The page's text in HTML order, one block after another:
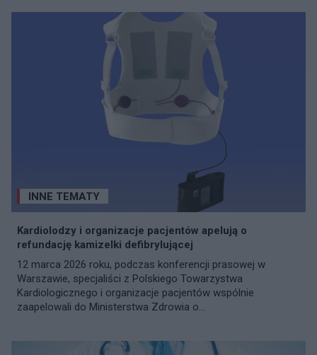
INNE TEMATY
Kardiolodzy i organizacje pacjentów apelują o
refundację kamizelki defibrylującej
12 marca 2026 roku, podczas konferencji prasowej w
Warszawie, specjaliści z Polskiego Towarzystwa
Kardiologicznego i organizacje pacjentów wspólnie
zaapelowali do Ministerstwa Zdrowia o...